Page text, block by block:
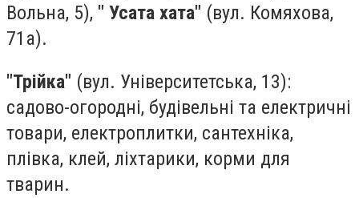
Вольна, 5), " Усата хата" (вул. Комяхова,
71а).
"Трійка" (вул. Університетська, 13):
садово-огородні, будівельні та електричні
товари, електроплитки, сантехніка,
плівка, клей, ліхтарики, корми для
тварин.